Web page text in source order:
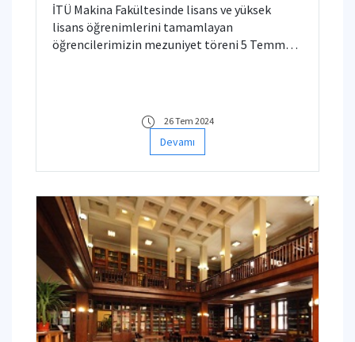
İTÜ Makina Fakültesinde lisans ve yüksek
lisans öğrenimlerini tamamlayan
öğrencilerimizin mezuniyet töreni 5 Temmuz
26 Tem 2024
Devamı